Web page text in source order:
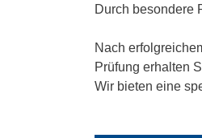
Durch besondere
Nach
Prüfung erhalten
Wir bieten eine